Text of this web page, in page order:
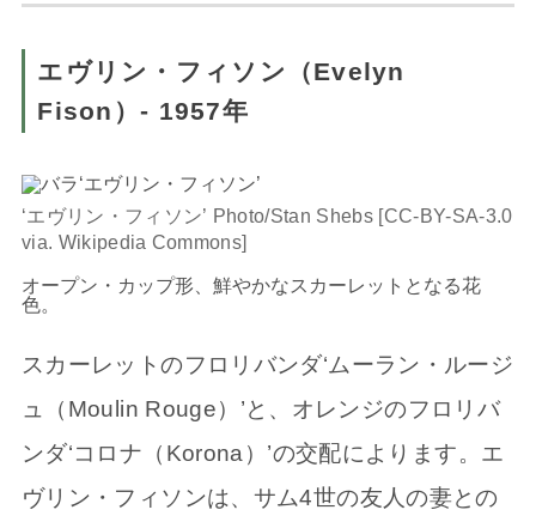
エヴリン・フィソン（Evelyn
Fison）- 1957年
‘エヴリン・フィソン’ Photo/Stan Shebs [CC-BY-SA-3.0
via. Wikipedia Commons]
オープン・カップ形、鮮やかなスカーレットとなる花
色。
スカーレットのフロリバンダ‘ムーラン・ルージ
ュ（Moulin Rouge）’と、オレンジのフロリバ
ンダ‘コロナ（Korona）’の交配によります。エ
ヴリン・フィソンは、サム4世の友人の妻との